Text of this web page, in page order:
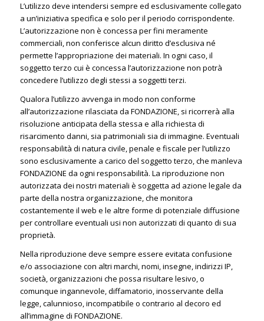
L’utilizzo deve intendersi sempre ed esclusivamente collegato
a un’iniziativa specifica e solo per il periodo corrispondente.
L’autorizzazione non è concessa per fini meramente
commerciali, non conferisce alcun diritto d’esclusiva né
permette l’appropriazione dei materiali. In ogni caso, il
soggetto terzo cui è concessa l’autorizzazione non potrà
concedere l’utilizzo degli stessi a soggetti terzi.
Qualora l’utilizzo avvenga in modo non conforme
all’autorizzazione rilasciata da FONDAZIONE, si ricorrerà alla
risoluzione anticipata della stessa e alla richiesta di
risarcimento danni, sia patrimoniali sia di immagine. Eventuali
responsabilità di natura civile, penale e fiscale per l’utilizzo
sono esclusivamente a carico del soggetto terzo, che manleva
FONDAZIONE da ogni responsabilità. La riproduzione non
autorizzata dei nostri materiali è soggetta ad azione legale da
parte della nostra organizzazione, che monitora
costantemente il web e le altre forme di potenziale diffusione
per controllare eventuali usi non autorizzati di quanto di sua
proprietà.
Nella riproduzione deve sempre essere evitata confusione
e/o associazione con altri marchi, nomi, insegne, indirizzi IP,
società, organizzazioni che possa risultare lesivo, o
comunque ingannevole, diffamatorio, inosservante della
legge, calunnioso, incompatibile o contrario al decoro ed
all’immagine di FONDAZIONE.